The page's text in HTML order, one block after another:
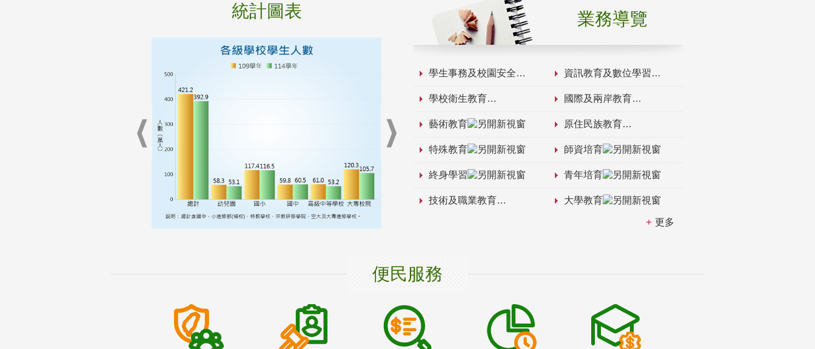
統計圖表 業務導覽
學生事務及校園安全 資訊教育及數位學習
學校衛生教育 國際及兩岸教育
藝術教育 原住民族教育
特殊教育 師資培育
終身學習 青年培育
技術及職業教育 大學教育
更多
便民服務